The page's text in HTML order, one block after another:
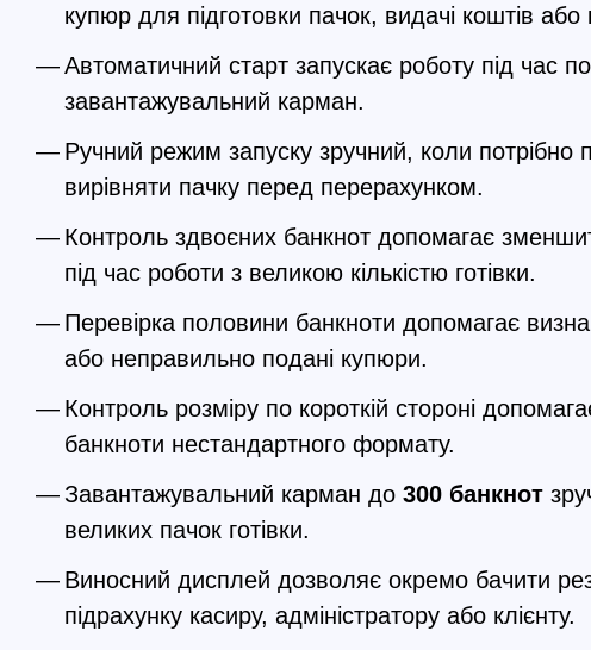
купюр для підготовки пачок, видачі коштів або
Автоматичний старт запускає роботу під час
завантажувальний карман.
Ручний режим запуску зручний, коли потрібно
вирівняти пачку перед перерахунком.
Контроль здвоєних банкнот допомагає
під час роботи з великою кількістю готівки.
Перевірка половини банкноти допомагає
або неправильно подані купюри.
Контроль розміру по короткій стороні
банкноти нестандартного формату.
Завантажувальний карман до 300 банкнот
великих пачок готівки.
Виносний дисплей дозволяє окремо бачити
підрахунку касиру, адміністратору або клієнту.